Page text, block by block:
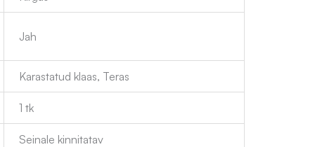
Jah
Karastatud klaas, Teras
1 tk
Seinale kinnitatav